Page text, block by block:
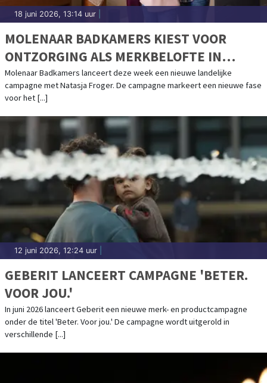
18 juni 2026, 13:14 uur
MOLENAAR BADKAMERS KIEST VOOR
ONTZORGING ALS MERKBELOFTE IN
NIEUWE CAMPAGNE MET NATASJA
FROGER
Molenaar Badkamers lanceert deze week een nieuwe landelijke
campagne met Natasja Froger. De campagne markeert een nieuwe fase
voor het [...]
12 juni 2026, 12:24 uur
GEBERIT LANCEERT CAMPAGNE 'BETER.
VOOR JOU.'
In juni 2026 lanceert Geberit een nieuwe merk- en productcampagne
onder de titel 'Beter. Voor jou.' De campagne wordt uitgerold in
verschillende [...]